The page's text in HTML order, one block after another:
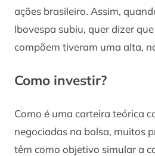
ações brasileiro. Assim,
Ibovespa subiu, quer dizer
compõem tiveram uma alta,
Como investir?
Como é uma carteira teórica
negociadas na bolsa, muitos
têm como objetivo simular a